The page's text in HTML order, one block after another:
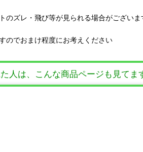
のズレ・飛び等が見られる場合がございま
のでおまけ程度にお考えください
人は、こんな商品ページも見てま